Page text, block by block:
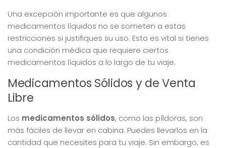
Una excepción importante es que algunos
medicamentos líquidos no se someten a estas
restricciones si justifiques su uso. Esto es vital si tienes
una condición médica que requiere ciertos
medicamentos líquidos a lo largo de tu viaje.
Medicamentos Sólidos y de Venta
Libre
Los medicamentos sólidos, como las píldoras, son
más fáciles de llevar en cabina. Puedes llevarlos en la
cantidad que necesites para tu viaje. Sin embargo, es